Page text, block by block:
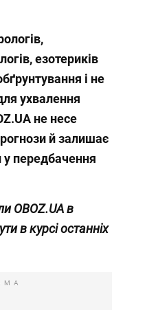
езотериків
і не
ухвалення
не несе
й залишає
у передбачення
OBOZ.UA в
в курсі останніх